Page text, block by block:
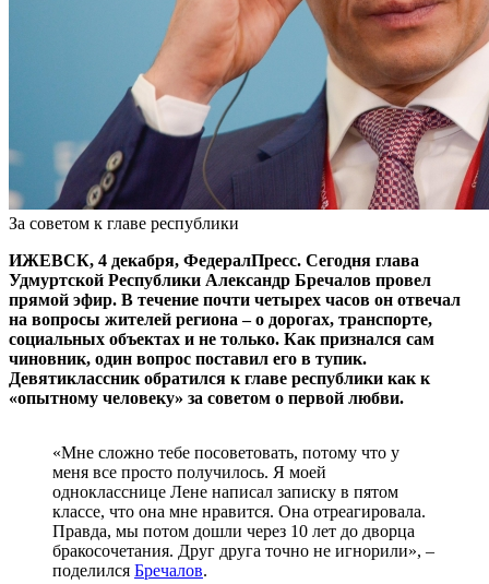
За советом к главе республики
ИЖЕВСК, 4 декабря, ФедералПресс. Сегодня глава
Удмуртской Республики Александр Бречалов провел
прямой эфир. В течение почти четырех часов он отвечал
на вопросы жителей региона – о дорогах, транспорте,
социальных объектах и не только. Как признался сам
чиновник, один вопрос поставил его в тупик.
Девятиклассник обратился к главе республики как к
«опытному человеку» за советом о первой любви.
«Мне сложно тебе посоветовать, потому что у
меня все просто получилось. Я моей
однокласснице Лене написал записку в пятом
классе, что она мне нравится. Она отреагировала.
Правда, мы потом дошли через 10 лет до дворца
бракосочетания. Друг друга точно не игнорили», –
поделился Бречалов.